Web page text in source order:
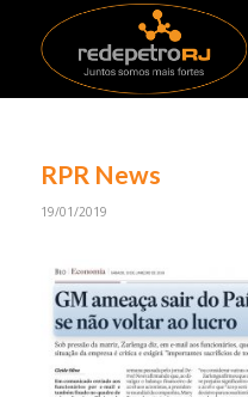
RPR News
19/01/2019